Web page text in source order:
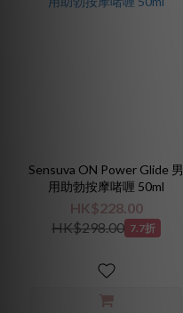
Sensuva ON Power Glide 男
用助勃按摩啫喱 50ml
HK$228.00
HK$298.00 7.7折